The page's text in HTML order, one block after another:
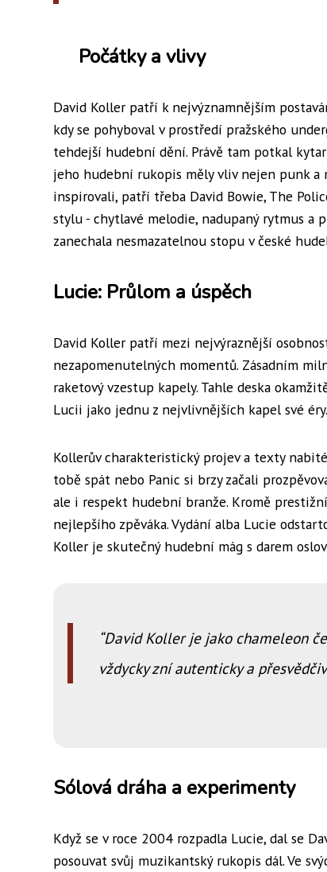
Počátky a vlivy
David Koller patří k nejvýznamnějším
kdy se pohyboval v prostředí pražského
tehdejší hudební dění. Právě tam potkal
jeho hudební rukopis měly vliv nejen punk a
inspirovali, patří třeba David Bowie, The
stylu - chytlavé melodie, nadupaný rytmus a
zanechala nesmazatelnou stopu v české
Lucie: Průlom a úspěch
David Koller patří mezi nejvýraznější
nezapomenutelných momentů. Zásadním
raketový vzestup kapely. Tahle deska
Lucii jako jednu z nejvlivnějších kapel své éry.
Kollerův charakteristický projev a texty
tobě spát nebo Panic si brzy začali
ale i respekt hudební branže. Kromě
nejlepšího zpěváka. Vydání alba Lucie
Koller je skutečný hudební mág s darem
David Koller je jako chameleon
vždycky zní autenticky a
Sólová dráha a experimenty
Když se v roce 2004 rozpadla Lucie, dal se
posouvat svůj muzikantský rukopis dál. Ve